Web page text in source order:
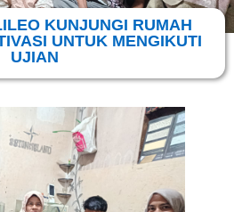
KUNJUNGI RUMAH
UNTUK MENGIKUTI
UJIAN